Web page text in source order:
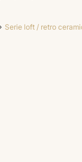
Serie loft / retro